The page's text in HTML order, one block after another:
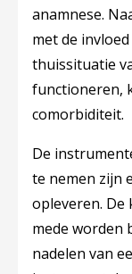
anamnese.
met de
thuissituatie
functioneren,
comorbiditeit.
De
te nemen zijn
opleveren. De
mede worden
nadelen van